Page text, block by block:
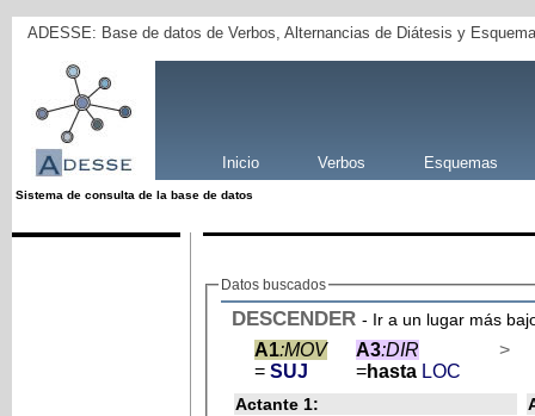
ADESSE: Base de datos de Verbos, Alternancias de Diátesis y
Inicio Verbos Esquemas
Sistema de consulta de la base de datos
Datos buscados
DESCENDER - Ir a un lugar más
A1:MOV
= SUJ
A3:DIR
=hasta LOC
>
Actante 1: